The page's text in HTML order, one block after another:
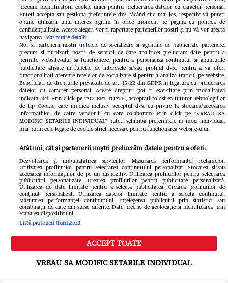
VEDETE SI EVENIMENTE
Drama neștiută a actriței Tora
Vasilescu. Când era studentă a făcut
un avort care i-a marcat întreaga
viață: "A doua zi, la 5, în tren și cu
hemoragie, m-am gândit că l-am
avut pe Dumnezeu lângă mine"
VEDETE
Cum este
micul
oamenii o
neplăcut
oameni
nepotrivită
peste
de-o
Meniu Caută
precum identificatorii cookie unici pentru prelucrarea datelor cu caracter personal.
Puteți accepta sau gestiona preferințele dvs. făcând clic mai jos, respectiv vă puteți
opune utilizării unui interes legitim în orice moment pe pagina cu politica de
confidențialitate. Aceste alegeri vor fi raportate partenerilor noștri și nu vă vor afecta
navigarea. Mai multe detalii
Noi si partenerii nostri (retelele de socializare si agentiile de publicitate partenere,
precum si furnizorii nostri de servicii de date analitice) prelucram date pentru a
permite website-ului sa functioneze, pentru a personaliza continutul si anunturile
publicitare afisate in functie de interesele si/sau profilul dvs., pentru a va oferi
functionalitati aferente retelelor de socializare si pentru a analiza traficul pe website.
Beneficiati de drepturile prevazute de art. 15-22 din GDPR in legatura cu prelucrarea
datelor cu caracter personal. Aceste drepturi pot fi exercitate prin modalitatea
indicataaici. Prin click pe “ACCEPT TOATE”, acceptati folosirea tuturor Tehnologiilor
de tip Cookie, care implica inclusiv acceptul dvs. cu privire la stocarea/accesarea
informatiilor de catre Vendor-ii cu care colaboram. Prin click pe “VREAU SA
MODIFIC SETARILE INDIVIDUAL” puteti schimba preferintele in mod individual,
mai putin cele legate de cookie strict necesare pentru functionarea website-ului.
Atât noi, cât și partenerii noștri prelucrăm datele pentru a oferi:
Dezvoltarea și îmbunătățirea serviciilor. Măsurarea performanței reclamelor.
Utilizarea profilurilor pentru selectarea conținutului personalizat. Stocarea și/sau
accesarea informațiilor de pe un dispozitiv. Utilizarea profilurilor pentru selectarea
publicității personalizate. Crearea profilurilor pentru publicitate personalizată.
Utilizarea de date limitate pentru a selecta publicitatea. Crearea profilurilor de
conținut personalizat. Utilizarea datelor limitate pentru a selecta conținutul.
Măsurarea performanței conținutului. Înțelegerea publicului prin statistici sau
combinații de date din surse diferite. Date precise de geolocație și identificarea prin
scanarea dispozitivului.
Listă parteneri (furnizori)
ACCEPT TOATE
VREAU SA MODIFIC SETARILE INDIVIDUAL